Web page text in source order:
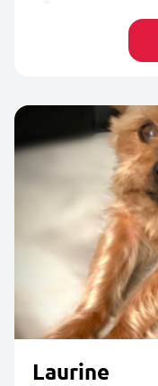
Laurine